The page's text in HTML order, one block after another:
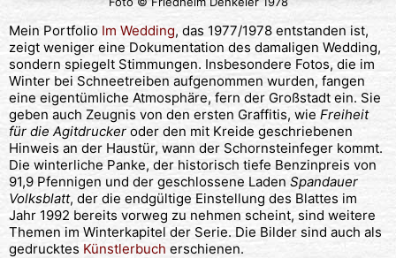
Mein Portfolio Im Wedding, das 1977/1978 entstanden ist,
zeigt weniger eine Dokumentation des damaligen Wedding,
sondern spiegelt Stimmungen. Insbesondere Fotos, die im
Winter bei Schneetreiben aufgenommen wurden, fangen
eine eigentümliche Atmosphäre, fern der Großstadt ein. Sie
geben auch Zeugnis von den ersten Graffitis, wie Freiheit
für die Agitdrucker oder den mit Kreide geschriebenen
Hinweis an der Haustür, wann der Schornsteinfeger kommt.
Die winterliche Panke, der historisch tiefe Benzinpreis von
91,9 Pfennigen und der geschlossene Laden Spandauer
Volksblatt, der die endgültige Einstellung des Blattes im
Jahr 1992 bereits vorweg zu nehmen scheint, sind weitere
Themen im Winterkapitel der Serie. Die Bilder sind auch als
gedrucktes Künstlerbuch erschienen.